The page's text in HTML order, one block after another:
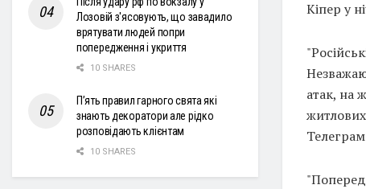
Кіпер у
атак, на
Лозовій з'ясовують, що завадило
врятувати людей попри
попередження і укриття
10 SHARES
П’ять правил гарного свята які
знають декоратори але рідко
розповідають клієнтам
10 SHARES